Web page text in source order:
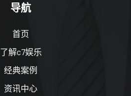
导航
首页
了解c7娱乐
经典案例
资讯中心